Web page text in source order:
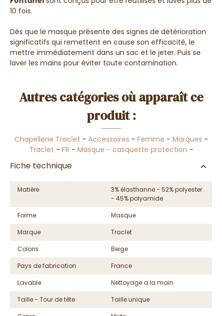
10 fois.
Dès que le masque présente des signes de détérioration
significatifs qui remettent en cause son efficacité, le
mettre immédiatement dans un sac et le jeter. Puis se
laver les mains pour éviter toute contamination.
Autres catégories où apparaît ce
produit :
Chapellerie Traclet - Accessoires - Femme - Marques -
Traclet - FR - Masque - casquette protection -
Fiche technique
Matière
3% élasthanne - 52% polyester
- 45% polyamide
Forme
Masque
Marque
Traclet
Coloris
Beige
Pays de fabrication
France
Lavable
Nettoyage a la main
Taille - Tour de tête
Taille unique